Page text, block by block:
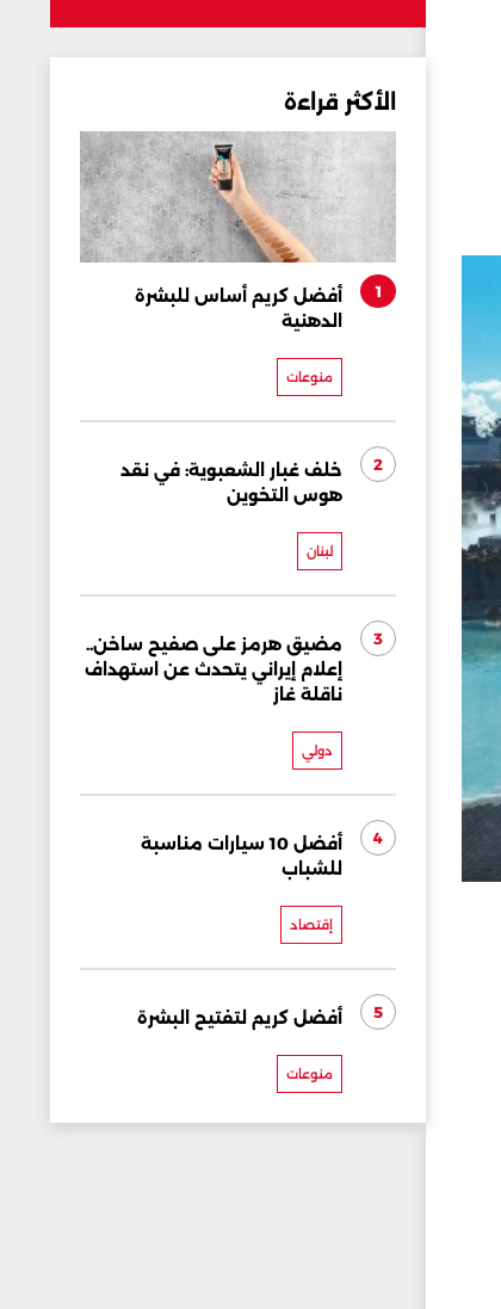
الأكثر قراءة
1
أفضل كريم أساس للبشرة
الدهنية
منوعات
2
خلف غبار الشعبوية: في نقد
هوس التخوين
لبنان
3
مضيق هرمز على صفيح ساخن..
إعلام إيراني يتحدث عن استهداف
ناقلة غاز
دولي
4
أفضل 10 سيارات مناسبة
للشباب
إقتصاد
5 أفضل كريم لتفتيح البشرة
منوعات